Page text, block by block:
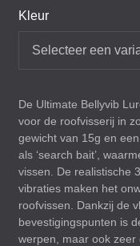
Kleur
Selecteer een
De Ultimate Bellyvib
voor de roofvisserij in
gewicht van 15g en
als ‘search bait’,
vissen. De realistische
vibraties maken het
roofvissen. Dankzij de
bevestigingspunten is
werpen, maar ook zeer